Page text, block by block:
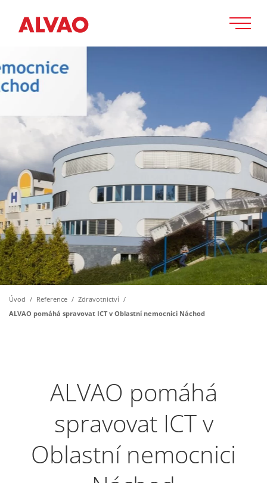
Úvod / Reference / Zdravotnictví /
ALVAO pomáhá spravovat ICT v Oblastní nemocnici Náchod
ALVAO pomáhá
spravovat ICT v
Oblastní nemocnici